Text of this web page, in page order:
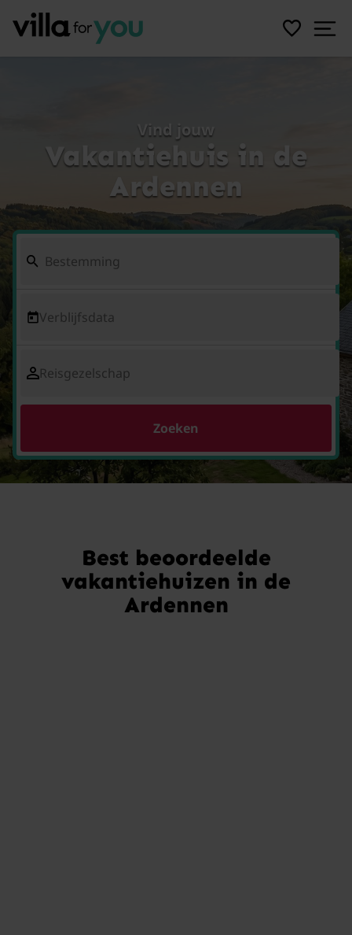
Vind jouw
Vakantiehuis in de
Ardennen
Verblijfsdata
Reisgezelschap
Zoeken
Best beoordeelde
vakantiehuizen in de
Ardennen